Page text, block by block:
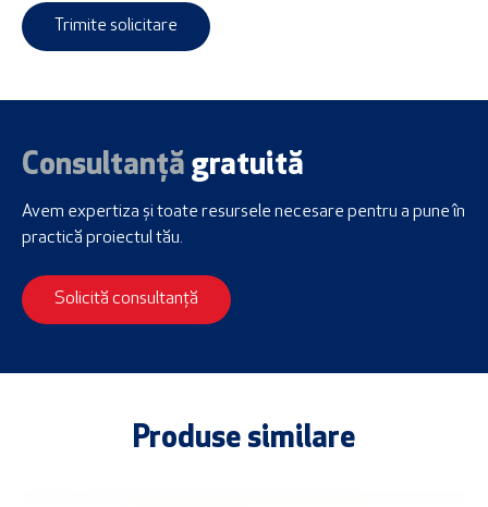
Trimite solicitare
Consultanță gratuită
Avem expertiza și toate resursele necesare pentru a pune în
practică proiectul tău.
Solicită consultanță
Produse similare